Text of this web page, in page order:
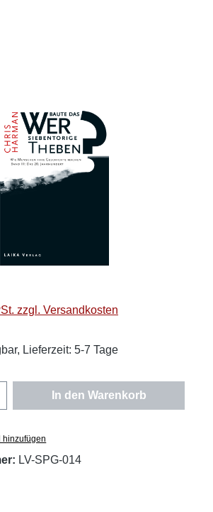
zzgl. Versandkosten
Lieferzeit: 5-7 Tage
Gib den gewünschten
In den Warenkorb
hinzufügen
LV-SPG-014